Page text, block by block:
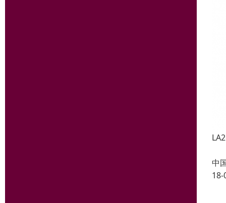
中
18-